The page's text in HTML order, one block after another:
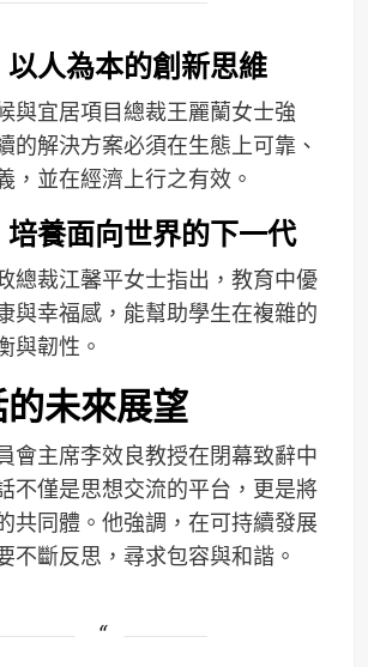
人為本的創新思維
與宜居項目總裁王麗蘭女士強
的解決方案必須在生態上可靠、
，並在經濟上行之有效。
養面向世界的下一代
總裁江馨平女士指出，教育中優
與幸福感，能幫助學生在複雜的
與韌性。
未來展望
會主席李效良教授在閉幕致辭中
不僅是思想交流的平台，更是將
共同體。他強調，在可持續發展
不斷反思，尋求包容與和諧。